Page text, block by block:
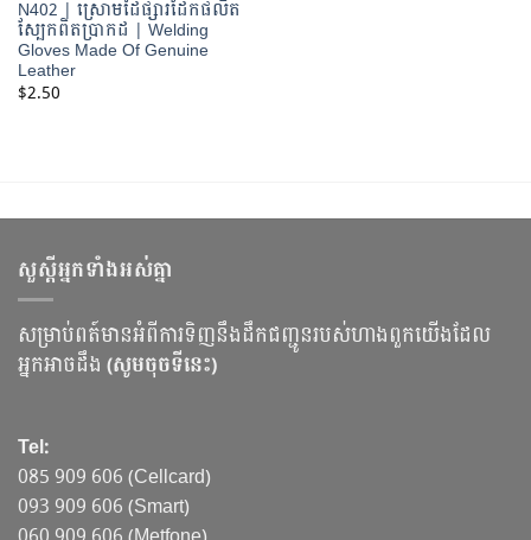
N402 | ស្រោមដៃផ្សារដែកផលិត
ស្បែកពិតប្រាកដ | Welding
Gloves Made Of Genuine
Leather
$2.50
សួស្ដីអ្នកទាំងអស់គ្នា
សម្រាប់ពត៍មានអំពីការទិញនឹងដឹកជញ្ជូនរបស់ហាងពួកយើងដែល
អ្នកអាចដឹង (សូមចុចទីនេះ)
Tel:
085 909 606 (Cellcard)
093 909 606 (Smart)